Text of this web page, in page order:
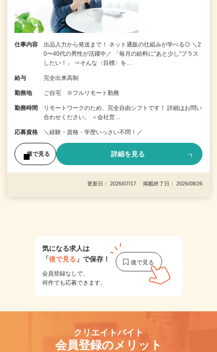
仕事内容
出品入力から発送まで！ ネット通販の仕組みが学べる◎ ＼2
0〜40代の男性が活躍中／ 「毎月の給料に“あと少し”プラス
したい！」 ⇒そんな〈目標〉を…
給与 完全出来高制
勤務地 ご自宅 ※フルリモート勤務
勤務時間
リモートワークのため、完全自由シフトです！ 詳細はお問い
合わせください。 ＜会社営…
応募資格 ＼経験・資格・学歴いっさい不問！／
後で見る 詳細を見る
更新日： 2026/07/17 掲載終了日： 2026/08/26
1
気になる求人は
「後で見る 」で保存！
会員登録なしで、
何件でも応募できます。
クリエイトバイト
会員登録のメリット